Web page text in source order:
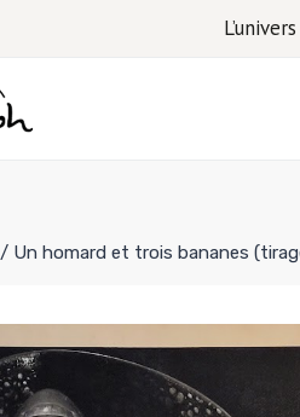
/ Un homard et trois bananes